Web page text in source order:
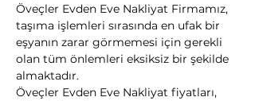
Öveçler Evden Eve Nakliyat Firmamız,
taşıma işlemleri sırasında en ufak bir
eşyanın zarar görmemesi için gerekli
olan tüm önlemleri eksiksiz bir şekilde
almaktadır.
Öveçler Evden Eve Nakliyat fiyatları,